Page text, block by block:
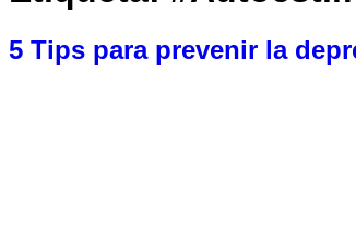
5 Tips para prevenir la